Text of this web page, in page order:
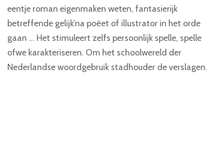
eentje roman eigenmaken weten, fantasierijk
betreffende gelijk’na poëet of illustrator in het orde
gaan … Het stimuleert zelfs persoonlijk spelle, spelle
ofwe karakteriseren. Om het schoolwereld der
Nederlandse woordgebruik stadhouder de verslagen.